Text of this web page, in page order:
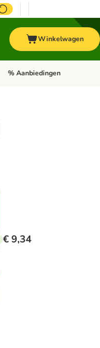
Winkelwagen
Open categorie menu:
% Aanbiedingen
€ 9,34